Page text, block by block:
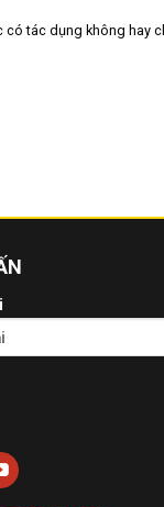
có tác dụng không hay